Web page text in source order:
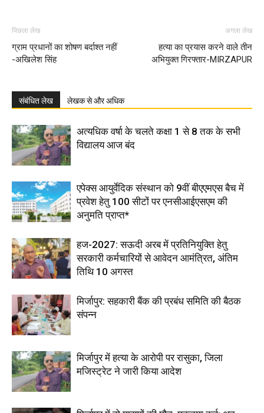
पिछला लेख
ग्राम प्रधानों का शोषण बर्दाश्त नहीं
-अखिलेश सिंह
अगला लेख
हत्या का प्रयास करने वाले तीन
अभियुक्त गिरफ्तार-MIRZAPUR
संबंधित लेख लेखक से और अधिक
अत्यधिक वर्षा के चलते कक्षा 1 से 8 तक के सभी
विद्यालय आज बंद
एपेक्स आयुर्वेदिक संस्थान को 9वीं बीएएमएस बैच में
प्रवेश हेतु 100 सीटों पर एनसीआईएसएम की
अनुमति प्राप्त*
हज-2027: सऊदी अरब में प्रतिनियुक्ति हेतु
सरकारी कर्मचारियों से आवेदन आमंत्रित, अंतिम
तिथि 10 अगस्त
मिर्जापुर: सहकारी बैंक की प्रबंध समिति की बैठक
संपन्न
मिर्जापुर में हत्या के आरोपी पर रासुका, जिला
मजिस्ट्रेट ने जारी किया आदेश